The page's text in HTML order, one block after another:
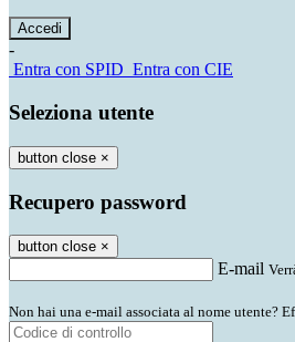
-
Entra con SPID Entra con CIE
Seleziona utente
button close ×
Recupero password
button close ×
E-mail
Non hai una e-mail associata al nome utente?